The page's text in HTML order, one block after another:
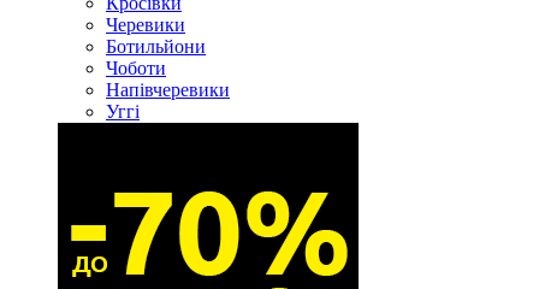
Черевики
Ботильйони
Чоботи
Напівчеревики
Уггі